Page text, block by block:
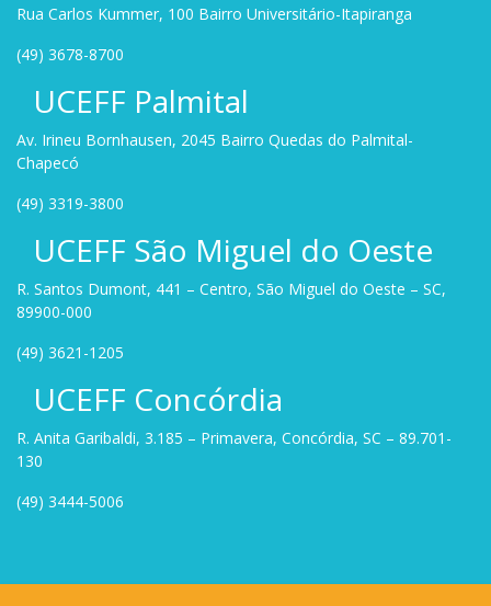
Rua Carlos Kummer, 100 Bairro Universitário-Itapiranga
(49) 3678-8700
UCEFF Palmital
Av. Irineu Bornhausen, 2045 Bairro Quedas do Palmital-
Chapecó
(49) 3319-3800
UCEFF São Miguel do Oeste
R. Santos Dumont, 441 – Centro, São Miguel do Oeste – SC,
89900-000
(49) 3621-1205
UCEFF Concórdia
R. Anita Garibaldi, 3.185 – Primavera, Concórdia, SC – 89.701-
130
(49) 3444-5006